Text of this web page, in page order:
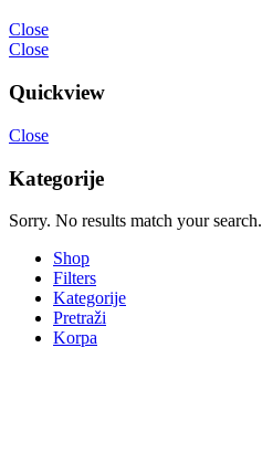
Close
Close
Quickview
Close
Kategorije
Sorry. No results match your search.
Shop
Filters
Kategorije
Pretraži
Korpa